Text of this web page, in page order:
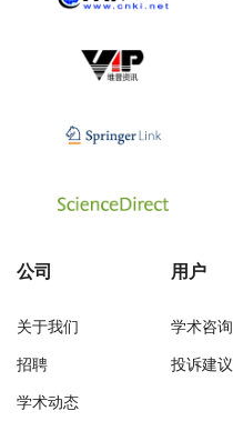
公司
关于我们
招聘
学术动态
用户
学术咨询
投诉建议